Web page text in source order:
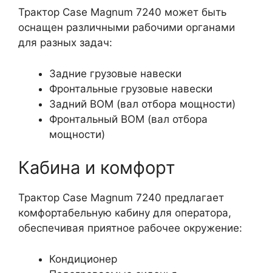
Трактор Case Magnum 7240 может быть
оснащен различными рабочими органами
для разных задач:
Задние грузовые навески
Фронтальные грузовые навески
Задний ВОМ (вал отбора мощности)
Фронтальный ВОМ (вал отбора
мощности)
Кабина и комфорт
Трактор Case Magnum 7240 предлагает
комфортабельную кабину для оператора,
обеспечивая приятное рабочее окружение:
Кондиционер